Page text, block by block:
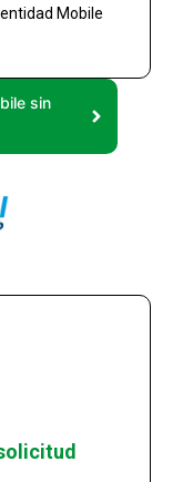
Mobile
sin